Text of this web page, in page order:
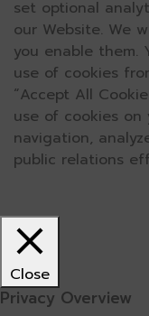
set optional
our Website. We
you enable them.
use of cookies
“Accept All
use of cookies
navigation,
public relations
Close
Privacy Overview